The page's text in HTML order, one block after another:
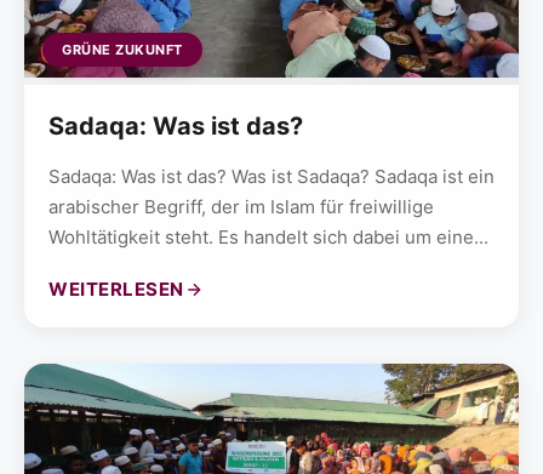
GRÜNE ZUKUNFT
Sadaqa: Was ist das?
Sadaqa: Was ist das? Was ist Sadaqa? Sadaqa ist ein
arabischer Begriff, der im Islam für freiwillige
Wohltätigkeit steht. Es handelt sich dabei um eine...
WEITERLESEN